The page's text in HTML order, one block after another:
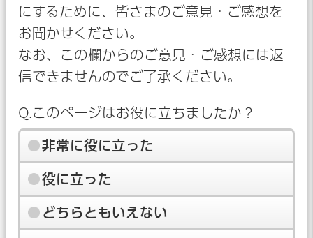
にするために、皆さまのご意見・ご感想を
お聞かせください。
なお、この欄からのご意見・ご感想には返
信できませんのでご了承ください。
Q.このページはお役に立ちましたか？
非常に役に立った
役に立った
どちらともいえない